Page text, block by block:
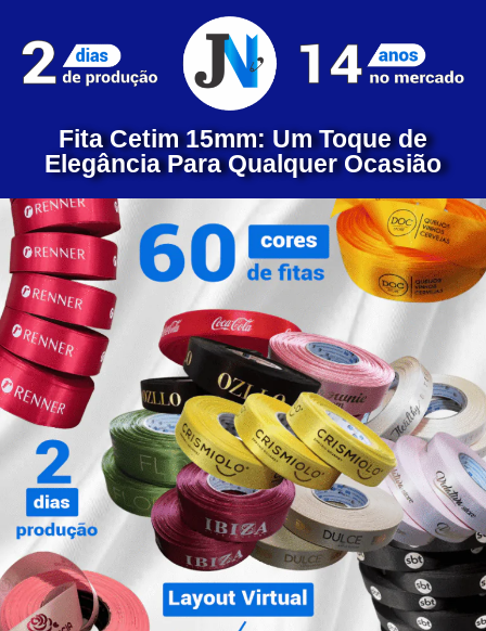
Fita Cetim 15mm: Um Toque de
Elegância Para Qualquer Ocasião